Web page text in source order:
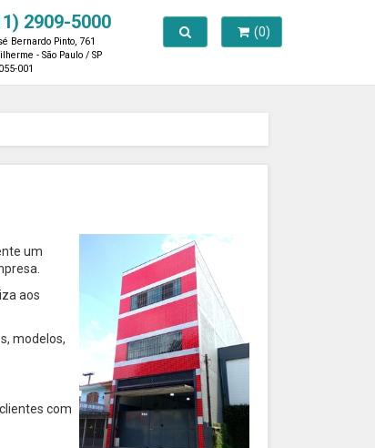
2909-5000
Bernardo Pinto, 761
- São Paulo / SP
001
(0)
Toggle search
um
aos
modelos,
com